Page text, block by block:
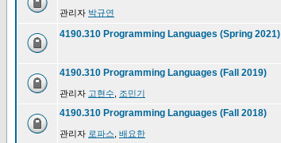
관리자 박규연
4190.310 Programming Languages (Spring 2021)
4190.310 Programming Languages (Fall 2019)
관리자 고현수 조민기
4190.310 Programming Languages (Fall 2018)
관리자 로파스 배요한